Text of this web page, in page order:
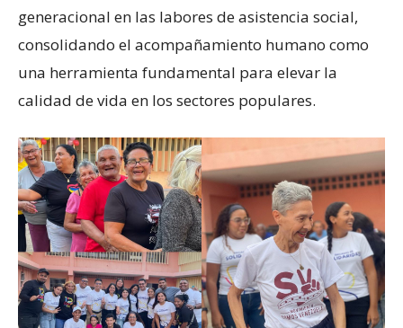
generacional en las labores de asistencia social,
consolidando el acompañamiento humano como
una herramienta fundamental para elevar la
calidad de vida en los sectores populares.